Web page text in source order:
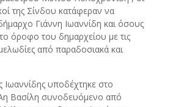
της Σίνδου κατάφεραν να
Γιάννη Ιωαννίδη και όσους
όροφο του δημαρχείου με τις
από παραδοσιακά και
υποδέχτηκε στο
Βασίλη συνοδευόμενο από